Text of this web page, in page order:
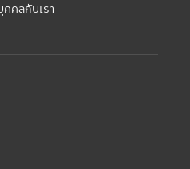
คลกับเรา